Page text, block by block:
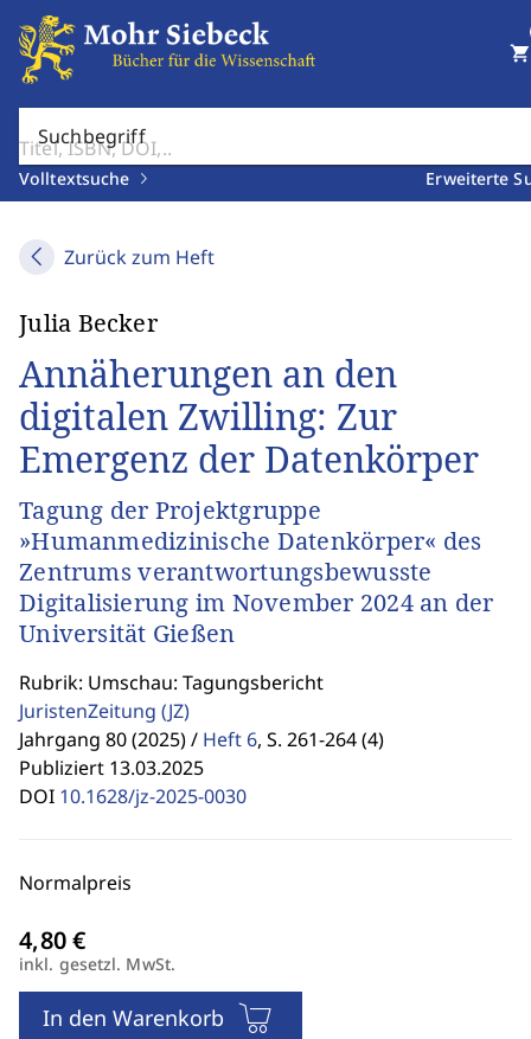
Suchbegriff
Volltextsuche Erweiterte
shopping_cart
Zurück zum Heft
Julia Becker
Annäherungen an den
digitalen Zwilling: Zur
Emergenz der Datenkörper
Tagung der Projektgruppe
»Humanmedizinische Datenkörper« des
Zentrums verantwortungsbewusste
Digitalisierung im November 2024 an der
Universität Gießen
Rubrik: Umschau: Tagungsbericht
JuristenZeitung (JZ)
Jahrgang 80 (2025) / Heft 6, S. 261-264 (4)
Publiziert 13.03.2025
DOI 10.1628/jz-2025-0030
Normalpreis
inkl. gesetzl. MwSt.
In den Warenkorb